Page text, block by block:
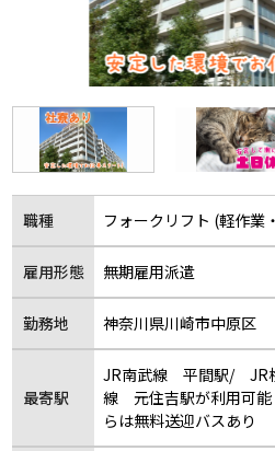
職種 フォークリフト (軽作業
雇用形態 無期雇用派遣
勤務地 神奈川県川崎市中原区
最寄駅
JR南武線 平間駅/ JR
線 元住吉駅が利用可
らは無料送迎バスあり